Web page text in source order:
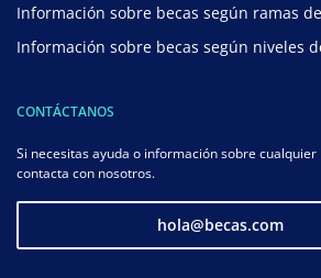
Información sobre becas según ramas
Información sobre becas según niveles
CONTÁCTANOS
Si necesitas ayuda o información sobre cualquier
contacta con nosotros.
hola@becas.com